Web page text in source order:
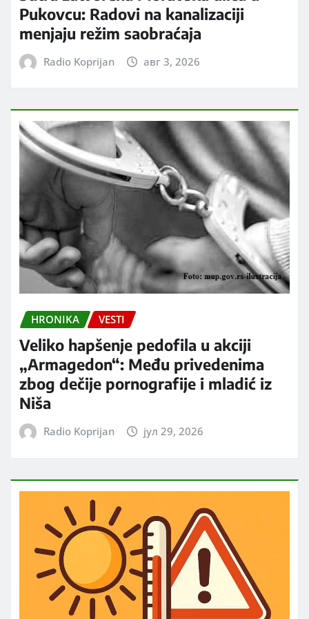
Pukovcu: Radovi na kanalizaciji
menjaju režim saobraćaja
Radio Koprijan авг 3, 2026
HRONIKA VESTI
Veliko hapšenje pedofila u akciji
„Armagedon“: Među privedenima
zbog dečije pornografije i mladić iz
Niša
Radio Koprijan јул 29, 2026